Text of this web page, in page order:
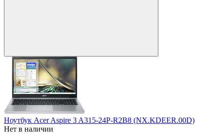
Ноутбук Acer Aspire 3 A315-24P-R2B8 (NX.KDEER.00D)
Нет в наличии